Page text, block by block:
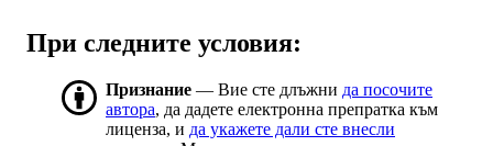
При следните условия:
Признание — Вие сте длъжни да посочите
автора, да дадете електронна препратка към
лиценза, и да укажете дали сте внесли